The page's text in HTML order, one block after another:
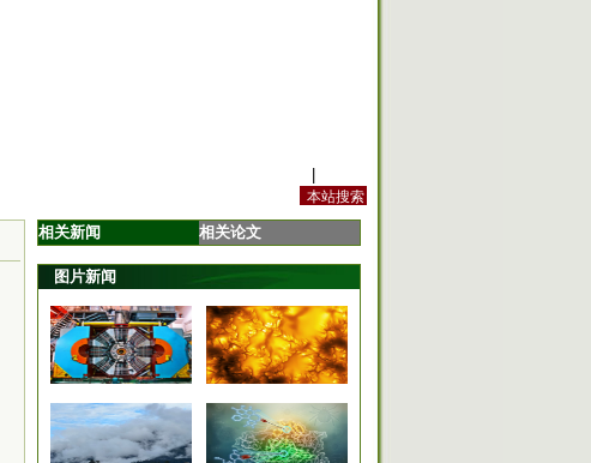
相关新闻 相关论文
图片新闻